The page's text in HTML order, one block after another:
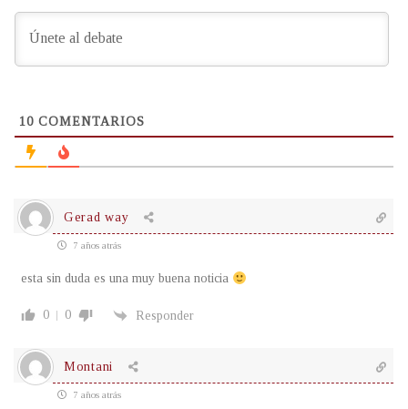
10 COMENTARIOS
Gerad way
7 años atrás
esta sin duda es una muy buena noticia
0 0 Responder
Montani
7 años atrás